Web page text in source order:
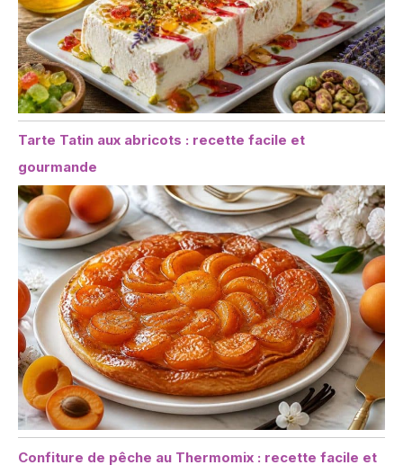
Tarte Tatin aux abricots : recette facile et
gourmande
Confiture de pêche au Thermomix : recette facile et